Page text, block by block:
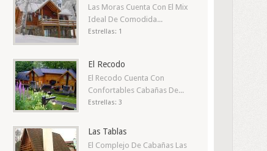
Las Moras Cuenta Con El Mix
Ideal De Comodida...
Estrellas: 1
El Recodo
El Recodo Cuenta Con
Confortables Cabañas De...
Estrellas: 3
Las Tablas
El Complejo De Cabañas Las